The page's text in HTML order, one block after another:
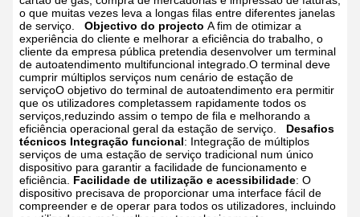
o que muitas vezes leva a longas filas entre diferentes janelas
de serviço.
Objectivo do projecto A fim de otimizar a
experiência do cliente e melhorar a eficiência do trabalho, o
cliente da empresa pública pretendia desenvolver um terminal
de autoatendimento multifuncional integrado.O terminal deve
cumprir múltiplos serviços num cenário de estação de
serviçoO objetivo do terminal de autoatendimento era permitir
que os utilizadores completassem rapidamente todos os
serviços,reduzindo assim o tempo de fila e melhorando a
eficiência operacional geral da estação de serviço.
Desafios
técnicos Integração funcional: Integração de múltiplos
serviços de uma estação de serviço tradicional num único
dispositivo para garantir a facilidade de funcionamento e
eficiência.
Facilidade de utilização e acessibilidade: O
dispositivo precisava de proporcionar uma interface fácil de
compreender e de operar para todos os utilizadores, incluindo